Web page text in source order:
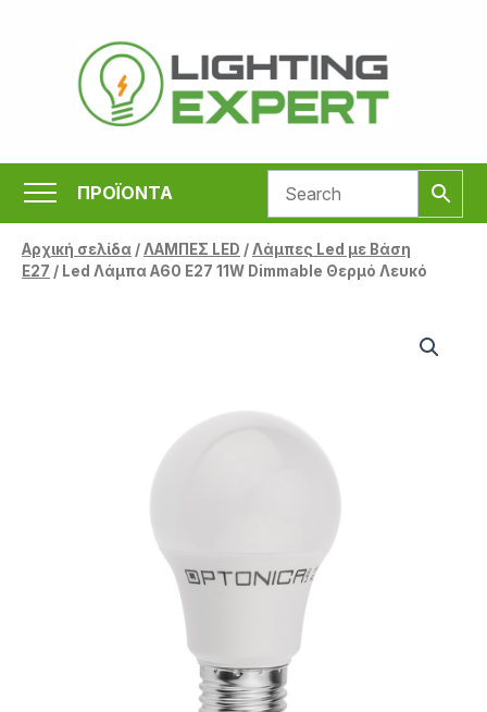
περιεχόμενο
ΠΡΟΪΟΝΤΑ
Αρχική σελίδα/ΛΑΜΠΕΣ LED /Λάμπες Led με Βάση
Ε27 / Led Λάμπα A60 E27 11W Dimmable Θερμό Λευκό